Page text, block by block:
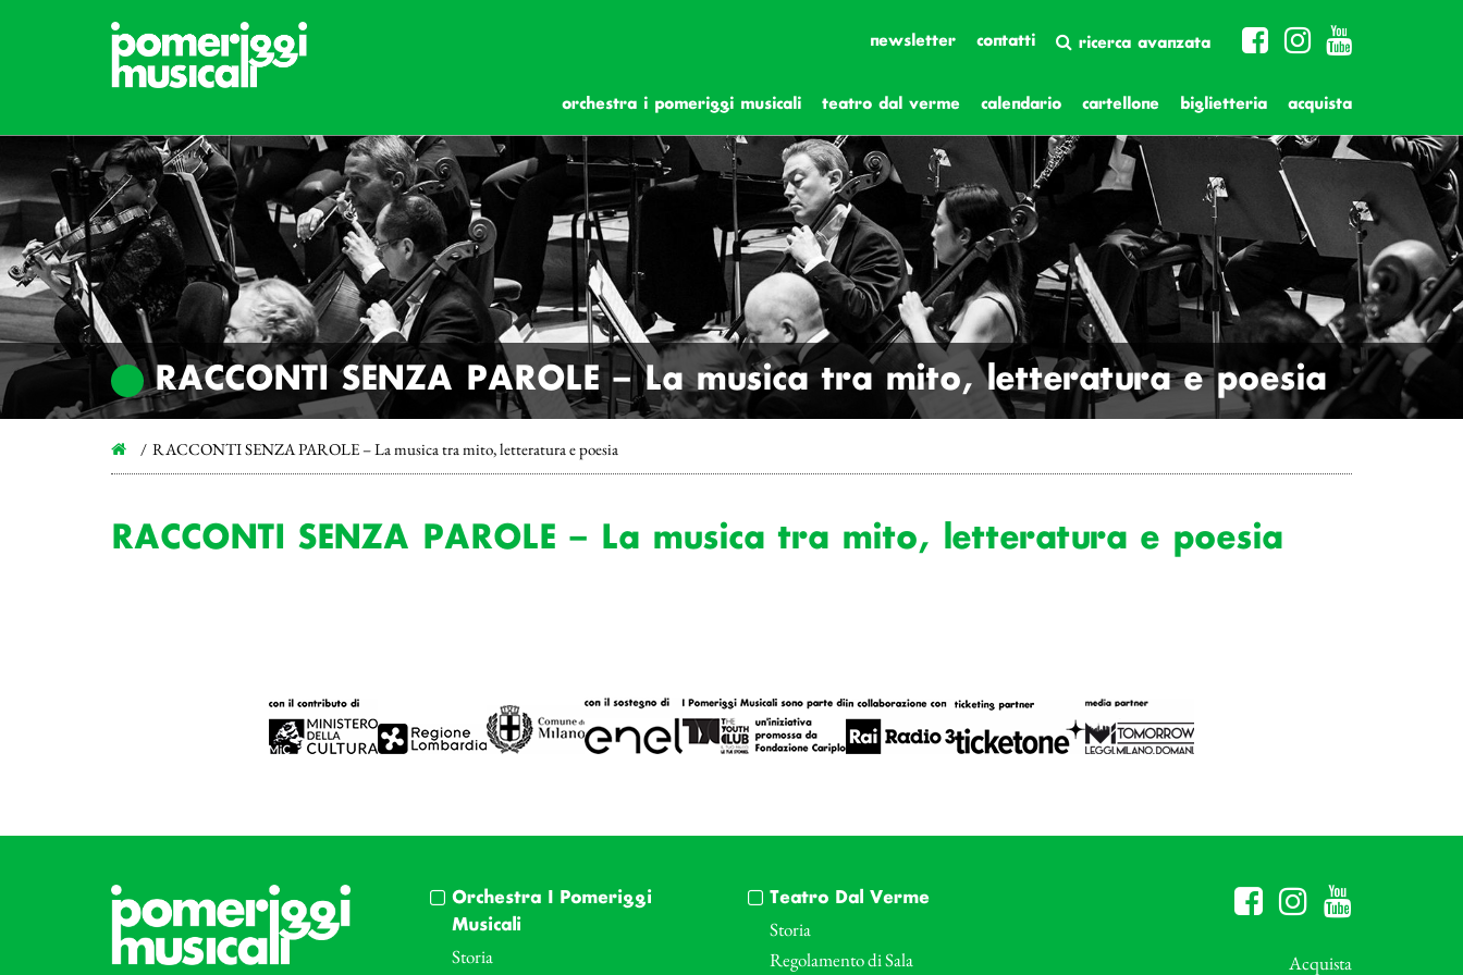
newsletter contatti ricerca avanzata
orchestra i pomeriggi musicali teatro dal verme calendario cartellone biglietteria acquista
RACCONTI SENZA PAROLE – La musica tra mito, letteratura e poesia
RACCONTI SENZA PAROLE – La musica tra mito, letteratura e poesia
RACCONTI SENZA PAROLE – La musica tra mito, letteratura e poesia
Orchestra I Pomeriggi
Musicali
Storia
Teatro Dal Verme
Storia
Regolamento di Sala
Acquista